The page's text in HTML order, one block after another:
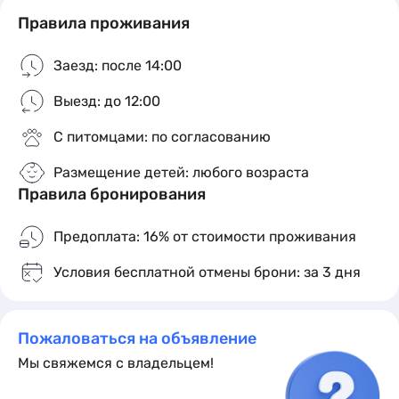
Правила проживания
Заезд: после 14:00
Выезд: до 12:00
С питомцами: по согласованию
Размещение детей: любого возраста
Правила бронирования
Предоплата: 16% от стоимости проживания
Условия бесплатной отмены брони: за 3 дня
Пожаловаться на объявление
Мы свяжемся с владельцем!